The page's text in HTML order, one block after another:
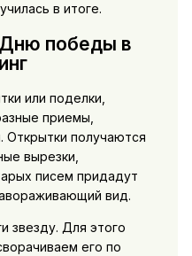
в итоге.
победы в
или поделки,
приемы,
Открытки получаются
вырезки,
писем придадут
вид.
звезду. Для этого
его по